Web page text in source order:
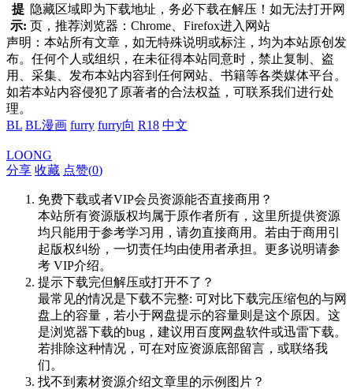
提
示:
隐藏区域即为下载地址，务必下载在解压！如无法打开网
页，推荐浏览器：Chrome、Firefox进入网站
声明：本站所有文章，如无特殊说明或标注，均为本站原创发
布。任何个人或组织，在未征得本站同意时，禁止复制、盗
用、采集、发布本站内容到任何网站、书籍等各类媒体平台。
如若本站内容侵犯了原著者的合法权益，可联系我们进行处
理。
BL BL漫画 furry furry向 R18 中文
LOONG
分享 收藏 点赞(0)
免费下载或者VIP会员资源能否直接商用？
本站所有资源版权均属于原作者所有，这里所提供资源
均只能用于参考学习用，请勿直接商用。若由于商用引
起版权纠纷，一切责任均由使用者承担。更多说明请参
考 VIP介绍。
提示下载完但解压或打开不了？
最常见的情况是下载不完整: 可对比下载完压缩包的与网
盘上的容量，若小于网盘提示的容量则是这个原因。这
是浏览器下载的bug，建议用百度网盘软件或迅雷下载。
若排除这种情况，可在对应资源底部留言，或联络我
们。
找不到素材资源介绍文章里的示例图片？